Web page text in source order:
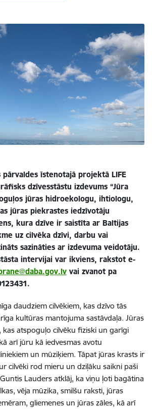
pārvaldes īstenotajā projektā LIFE
dzīvesstāstu izdevums “Jūra
jūras hidroekologu, ihtiologu,
jūras piekrastes iedzīvotāju
kura dzīve ir saistīta ar Baltijas
uz cilvēka dzīvi, darbu vai
sazināties ar izdevuma veidotāju.
intervijai var ikviens, rakstot e-
vai zvanot pa
daudziem cilvēkiem, kas dzīvo tās
kultūras mantojuma sastāvdaļa. Jūras
atspoguļo cilvēku fiziski un garīgi
arī jūru kā iedvesmas avotu
un mūziķiem. Tāpat jūras krasts ir
cilvēki rod mieru un dziļāku saikni paši
Lauders atklāj, ka viņu ļoti bagātina
vēja mūzika, smilšu raksti, jūras
gliemenes un jūras zāles, kā arī